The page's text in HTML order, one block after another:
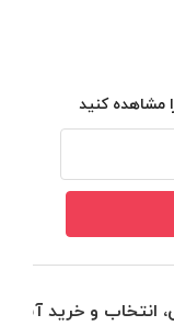
کنید
انتخاب و خرید